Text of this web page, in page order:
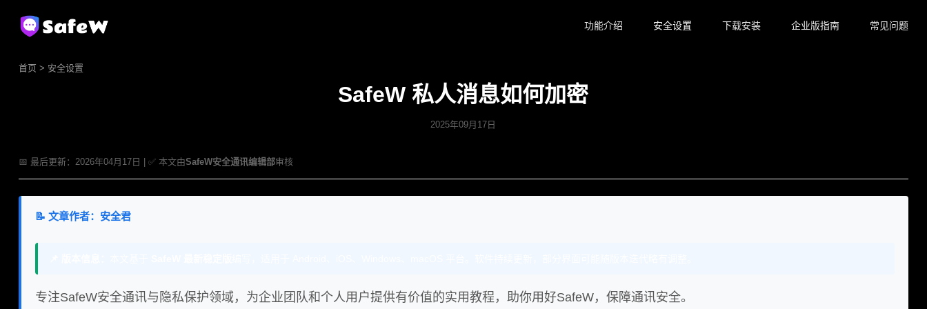
功能介绍 安全设置 下载安装 企业版指南 常见问题
首页 > 安全设置
SafeW 私人消息如何加密
2025年09月17日
📅 最后更新：2026年04月17日 | ✅ 本文由SafeW安全通讯编辑部审核
📝 文章作者：安全君
专注SafeW安全通讯与隐私保护领域，为企业团队和个人用户提供有价值的实用教程，助你用好SafeW，保障通讯安全。